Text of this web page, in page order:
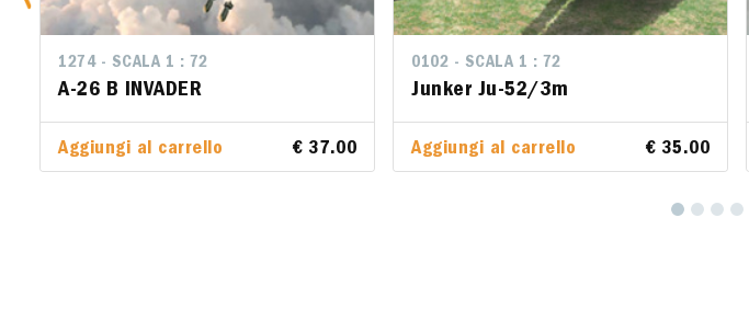
1274 - SCALA 1 : 72
A-26 B INVADER
Aggiungi al carrello € 37.00
0102 - SCALA 1 : 72
Junker Ju-52/3m
Aggiungi al carrello € 35.00
0102 - SCALA 1 : 72
Junker Ju-52/3m
Aggiungi al carrello € 35.00